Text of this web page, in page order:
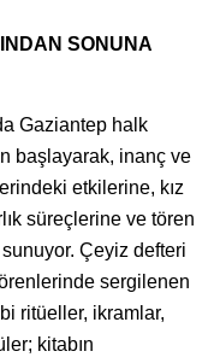
SONUNA
Gaziantep halk
başlayarak, inanç ve
etkilerine, kız
süreçlerine ve tören
Çeyiz defteri
sergilenen
ritüeller, ikramlar,
kitabın